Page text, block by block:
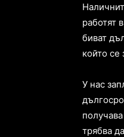
работят
биват
който се
У нас
трябва